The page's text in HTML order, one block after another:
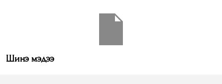
Шинэ мэдээ